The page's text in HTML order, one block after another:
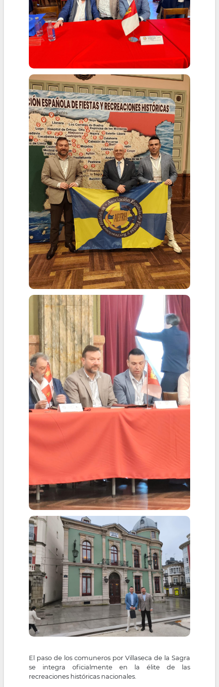
El paso de los comuneros por Villaseca de la Sagra
se integra oficialmente en la élite de las
recreaciones históricas nacionales.